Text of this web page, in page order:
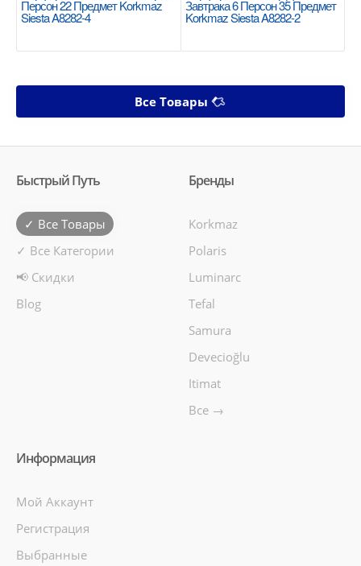
Персон 22 Предмет Korkmaz
Siesta A8282-4
Завтрака 6 Персон 35 Предмет
Korkmaz Siesta A8282-2
Все Товары
Быстрый Путь
✓ Все Товары
✓ Все Категории
📢 Скидки
Blog
Бренды
Korkmaz
Polaris
Luminarc
Tefal
Samura
Devecioğlu
Itimat
Все →
Информация
Мой Аккаунт
Регистрация
Выбранные